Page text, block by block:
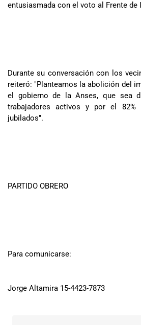
entusiasmada con el voto al Frente de
Durante su conversación con los
reiteró: "Planteamos la abolición del
el gobierno de la Anses, que sea
trabajadores activos y por el
jubilados".
PARTIDO OBRERO
Para comunicarse:
Jorge Altamira 15-4423-7873